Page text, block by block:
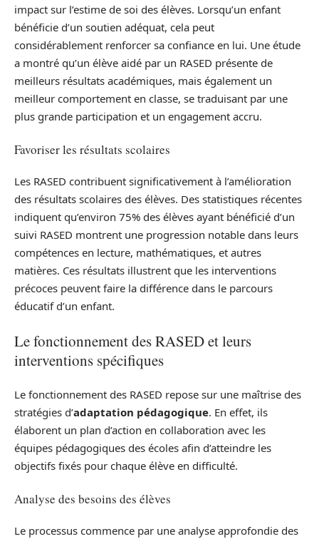
impact sur l’estime de soi des élèves. Lorsqu’un enfant
bénéficie d’un soutien adéquat, cela peut
considérablement renforcer sa confiance en lui. Une étude
a montré qu’un élève aidé par un RASED présente de
meilleurs résultats académiques, mais également un
meilleur comportement en classe, se traduisant par une
plus grande participation et un engagement accru.
Favoriser les résultats scolaires
Les RASED contribuent significativement à l’amélioration
des résultats scolaires des élèves. Des statistiques récentes
indiquent qu’environ 75% des élèves ayant bénéficié d’un
suivi RASED montrent une progression notable dans leurs
compétences en lecture, mathématiques, et autres
matières. Ces résultats illustrent que les interventions
précoces peuvent faire la différence dans le parcours
éducatif d’un enfant.
Le fonctionnement des RASED et leurs
interventions spécifiques
Le fonctionnement des RASED repose sur une maîtrise des
stratégies d’adaptation pédagogique. En effet, ils
élaborent un plan d’action en collaboration avec les
équipes pédagogiques des écoles afin d’atteindre les
objectifs fixés pour chaque élève en difficulté.
Analyse des besoins des élèves
Le processus commence par une analyse approfondie des